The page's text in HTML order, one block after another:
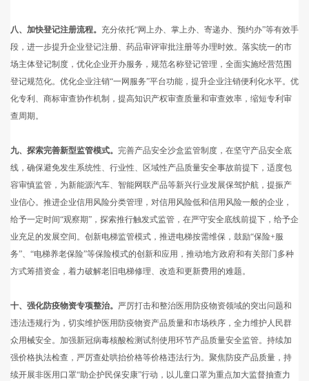
八、加快登记注册流程。 充分依托“网上办、掌上办、寄递办、预约办”等有效手
段，进一步提升企业登记注册、药品审评审批注册等办理时效。落实统一的市
场主体登记制度，优化企业开办服务，规范名称登记管理，全面实施经营范围
登记规范化。优化企业注销“一网服务”平台功能，提升企业注销便利化水平。优
化专利、商标审查协作机制，提高知识产权审查质量和审查效率，缩短专利审
查周期。
九、探索完善新型监管模式。 完善产品安全沙盒监管制度，在坚守产品安全底
线，确保避免发生系统性、行业性、区域性产品质量安全事故前提下，适度包
容审慎监管，为新能源汽车、智能网联产品等新兴行业发展保驾护航，提振产
业信心。推进企业信用风险分类管理，对信用风险低和信用风险一般的企业，
给予一定时间“观察期”，探索推行触发式监管，在严守安全底线前提下，给予企
业充足的发展空间。创新电梯监管模式，推进电梯按需维保，鼓励“保险+服
务”、“电梯养老保险”等保险模式的创新和应用，推动地方政府和有关部门多种
方式筹措资金，着力破解老旧电梯修理、改造和更新费用的难题。
十、强化防疫物资专项整治。 严厉打击和整治医用防疫物资领域的突出问题和
违法违规行为，切实维护医用防疫物资产品质量和市场秩序，全力维护人民群
众用械安全。加强新冠病毒核酸检测试剂使用环节产品质量安全监管。持续加
强价格执法检查，严厉查处哄抬价格等价格违法行为。聚焦防疫产品质量，持
续开展非医用口罩“助企护民保安康”行动，以儿童口罩为重点加大监督抽查力